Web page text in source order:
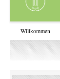
Willkommen